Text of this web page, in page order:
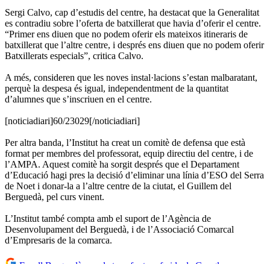
Sergi Calvo, cap d’estudis del centre, ha destacat que la Generalitat
es contradiu sobre l’oferta de batxillerat que havia d’oferir el centre.
“Primer ens diuen que no podem oferir els mateixos itineraris de
batxillerat que l’altre centre, i després ens diuen que no podem oferir
Batxillerats especials”, critica Calvo.
A més, consideren que les noves instal·lacions s’estan malbaratant,
perquè la despesa és igual, independentment de la quantitat
d’alumnes que s’inscriuen en el centre.
[noticiadiari]60/23029[/noticiadiari]
Per altra banda, l’Institut ha creat un comitè de defensa que està
format per membres del professorat, equip directiu del centre, i de
l’AMPA. Aquest comitè ha sorgit després que el Departament
d’Educació hagi pres la decisió d’eliminar una línia d’ESO del Serra
de Noet i donar-la a l’altre centre de la ciutat, el Guillem del
Berguedà, pel curs vinent.
L’Institut també compta amb el suport de l’Agència de
Desenvolupament del Berguedà, i de l’Associació Comarcal
d’Empresaris de la comarca.